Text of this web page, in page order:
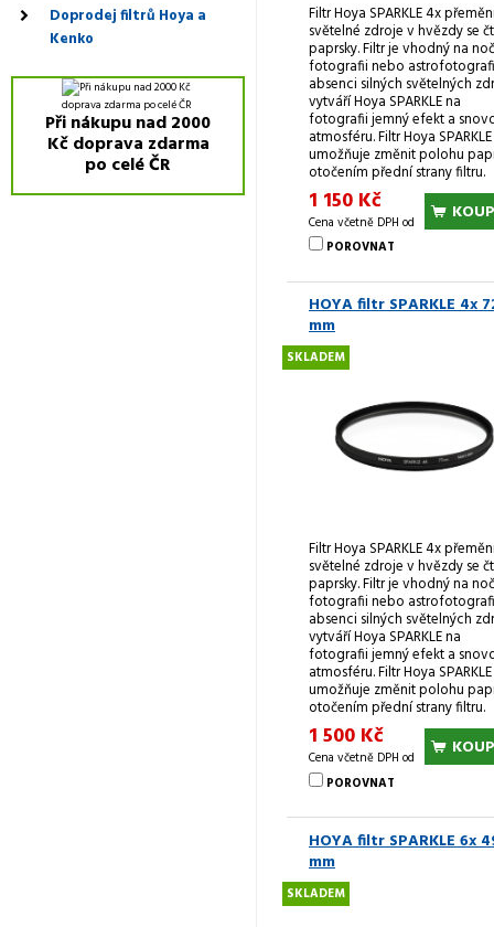
Filtr Hoya SPARKLE 4x
světelné zdroje v hvězdy se
paprsky. Filtr je vhodný na
fotografii nebo
absenci silných světelných
vytváří Hoya SPARKLE na
fotografii jemný efekt a
atmosféru. Filtr Hoya SPARKLE
umožňuje změnit polohu
otočením přední strany filtru.
1 150 Kč
Cena včetně DPH od
POROVNAT
HOYA filtr SPARKLE 4x
mm
SKLADEM
Filtr Hoya SPARKLE 4x
světelné zdroje v hvězdy se
paprsky. Filtr je vhodný na
fotografii nebo
absenci silných světelných
vytváří Hoya SPARKLE na
fotografii jemný efekt a
atmosféru. Filtr Hoya SPARKLE
umožňuje změnit polohu
otočením přední strany filtru.
1 500 Kč
Cena včetně DPH od
POROVNAT
HOYA filtr SPARKLE 6x
mm
SKLADEM
Doprodej filtrů Hoya a
Kenko
Při nákupu nad 2000
Kč doprava zdarma
po celé ČR